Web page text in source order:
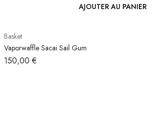
AJOUTER AU PANIER
Basket
Vaporwaffle Sacai Sail Gum
150,00€